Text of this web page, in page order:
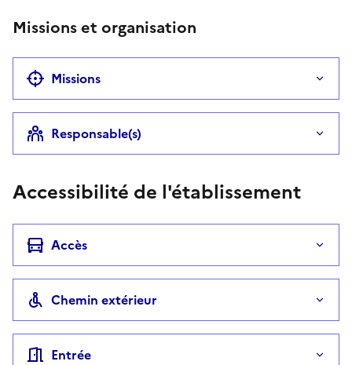
Missions et organisation
Missions
Responsable(s)
Accessibilité de l'établissement
Accès
Chemin extérieur
Entrée